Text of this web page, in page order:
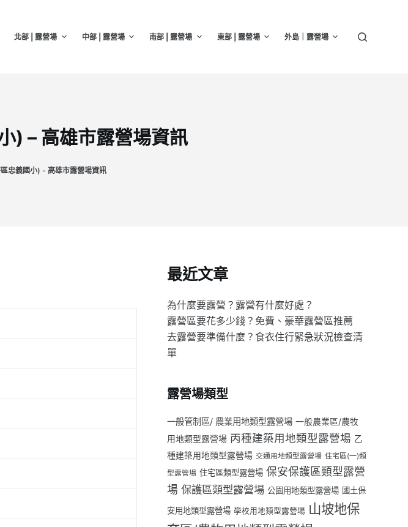
北部 | 露營場 中部 | 露營場 南部 | 露營場 東部 | 露營場 外島｜露營場
) – 高雄市露營場資訊
忠義國小) - 高雄市露營場資訊
最近文章
為什麼要露營？露營有什麼好處？
露營區要花多少錢？免費、豪華露營區推薦
去露營要準備什麼？食衣住行緊急狀況檢查清
單
露營場類型
一般管制區/ 農業用地類型露營場 一般農業區/農牧
用地類型露營場 丙種建築用地類型露營場 乙
種建築用地類型露營場 交通用地類型露營場 住宅區(一)類
型露營場 住宅區類型露營場 保安保護區類型露營
場 保護區類型露營場 公園用地類型露營場 國土保
安用地類型露營場 學校用地類型露營場 山坡地保